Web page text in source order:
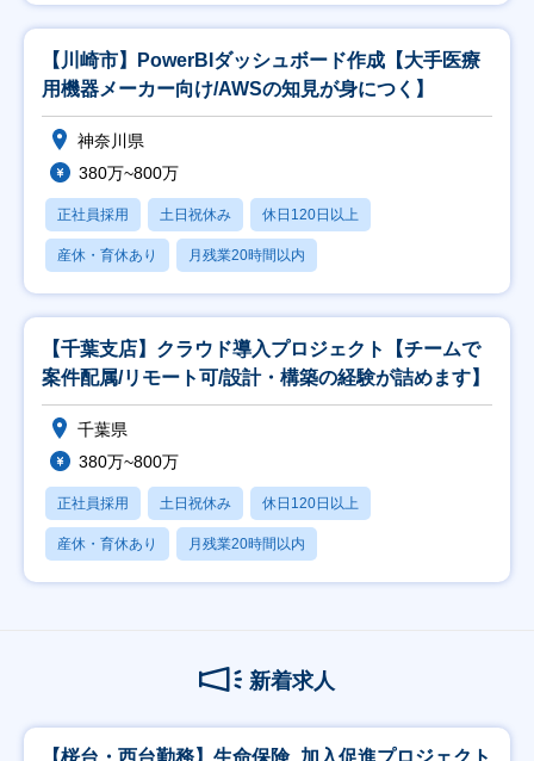
【川崎市】PowerBIダッシュボード作成【大手医療
用機器メーカー向け/AWSの知見が身につく】
神奈川県
380万~800万
正社員採用 土日祝休み 休日120日以上
産休・育休あり 月残業20時間以内
【千葉支店】クラウド導入プロジェクト【チームで
案件配属/リモート可/設計・構築の経験が詰めます】
千葉県
380万~800万
正社員採用 土日祝休み 休日120日以上
産休・育休あり 月残業20時間以内
新着求人
【桜台・西台勤務】生命保険_加入促進プロジェクト